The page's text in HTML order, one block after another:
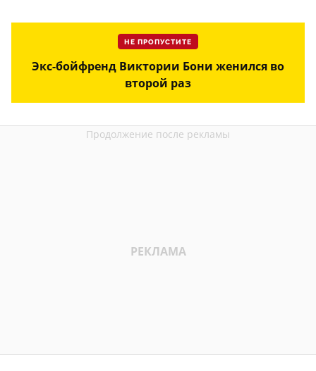
НЕ ПРОПУСТИТЕ
Экс-бойфренд Виктории Бони женился во
второй раз